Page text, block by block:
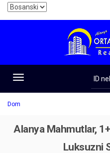
Toggle
navigation
Dom
Alanya Mahmutlar,
Luksuzni